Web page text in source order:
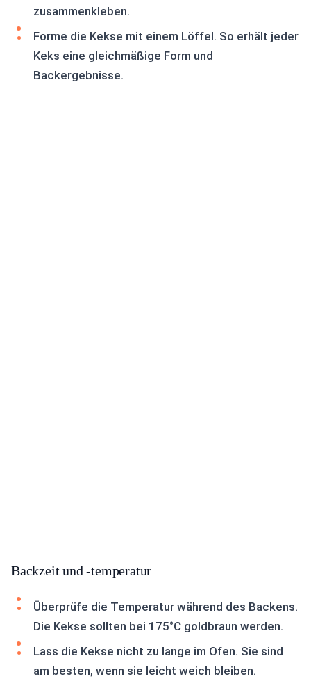
zusammenkleben.
Forme die Kekse mit einem Löffel. So erhält jeder
Keks eine gleichmäßige Form und
Backergebnisse.
Backzeit und -temperatur
Überprüfe die Temperatur während des Backens.
Die Kekse sollten bei 175°C goldbraun werden.
Lass die Kekse nicht zu lange im Ofen. Sie sind
am besten, wenn sie leicht weich bleiben.